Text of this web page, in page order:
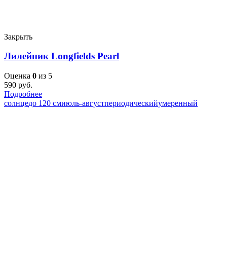
Закрыть
Лилейник Longfields Pearl
Оценка 0 из 5
590 руб.
Подробнее
солнцедо 120 смиюль-августпериодическийумеренный